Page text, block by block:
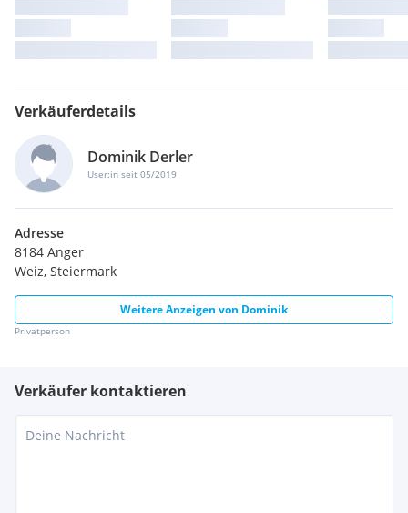
Verkäuferdetails
Dominik Derler
User:in seit 05/2019
Adresse
8184 Anger
Weiz, Steiermark
Weitere Anzeigen von Dominik
Privatperson
Verkäufer kontaktieren